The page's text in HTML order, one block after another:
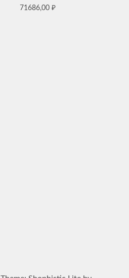
71686,00₽